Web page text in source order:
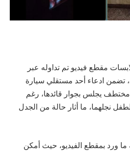
مقطع فيديو تم تداوله عبر
تضمن ادعاء أحد مستقلي سيارة
يجلس بجوار قائدها، رغم
نجلهما، ما أثار حالة من الجدل
ورد بمقطع الفيديو، حيث أمكن